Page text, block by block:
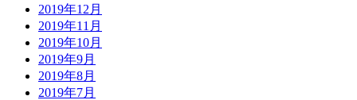
2019年12月
2019年11月
2019年10月
2019年9月
2019年8月
2019年7月